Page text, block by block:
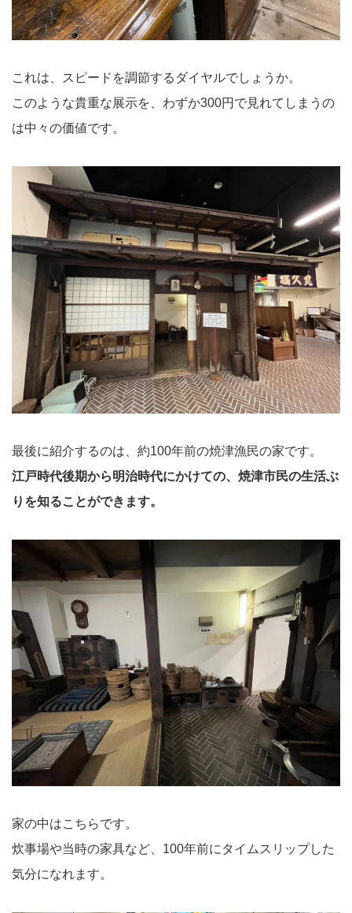
これは、スピードを調節するダイヤルでしょうか。
このような貴重な展示を、わずか300円で見れてしまうの
は中々の価値です。
最後に紹介するのは、約100年前の焼津漁民の家です。
江戸時代後期から明治時代にかけての、焼津市民の生活ぶ
りを知ることができます。
家の中はこちらです。
炊事場や当時の家具など、100年前にタイムスリップした
気分になれます。